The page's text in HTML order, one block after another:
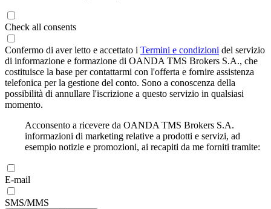
Check all consents
Confermo di aver letto e accettato i Termini e condizioni del servizio
di informazione e formazione di OANDA TMS Brokers S.A., che
costituisce la base per contattarmi con l'offerta e fornire assistenza
telefonica per la gestione del conto. Sono a conoscenza della
possibilità di annullare l'iscrizione a questo servizio in qualsiasi
momento.
Acconsento a ricevere da OANDA TMS Brokers S.A.
informazioni di marketing relative a prodotti e servizi, ad
esempio notizie e promozioni, ai recapiti da me forniti tramite:
E-mail
SMS/MMS